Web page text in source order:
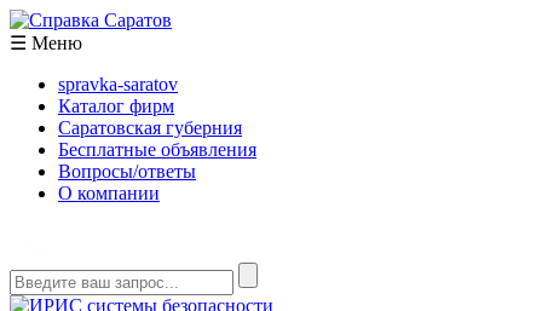
☰ Меню
spravka-saratov
Каталог фирм
Саратовская губерния
Бесплатные объявления
Вопросы/ответы
О компании